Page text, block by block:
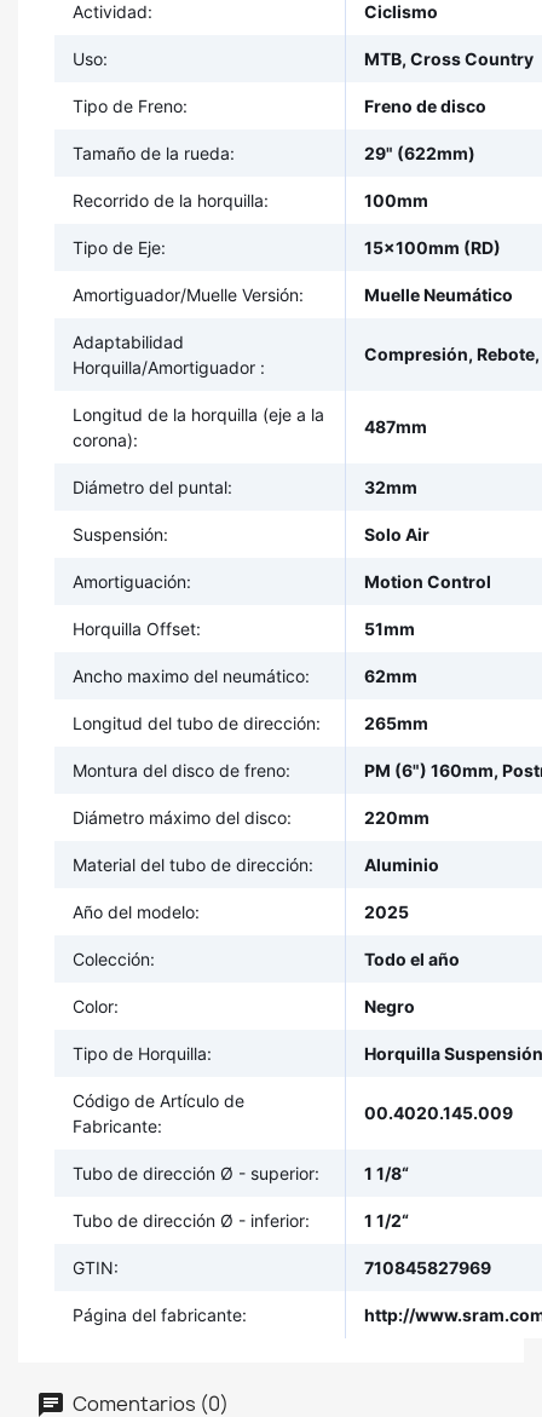
Actividad: Ciclismo
Uso: MTB, Cross Country
Tipo de Freno: Freno de disco
Tamaño de la rueda: 29" (622mm)
Recorrido de la horquilla: 100mm
Tipo de Eje: 15x100mm (RD)
Amortiguador/Muelle Versión: Muelle Neumático
Adaptabilidad
Horquilla/Amortiguador :
Compresión,
Longitud de la horquilla (eje a la
corona):
487mm
Diámetro del puntal: 32mm
Suspensión: Solo Air
Amortiguación: Motion Control
Horquilla Offset: 51mm
Ancho maximo del neumático: 62mm
Longitud del tubo de dirección: 265mm
Montura del disco de freno: PM (6") 160mm,
Diámetro máximo del disco: 220mm
Material del tubo de dirección: Aluminio
Año del modelo: 2025
Colección: Todo el año
Color: Negro
Tipo de Horquilla: Horquilla
Código de Artículo de
Fabricante:
00.4020.145.009
Tubo de dirección Ø - superior: 1 1/8“
Tubo de dirección Ø - inferior: 1 1/2“
GTIN: 710845827969
Página del fabricante: http://
Comentarios (0)